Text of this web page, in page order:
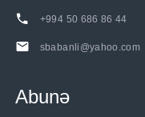
+994 50 686 86 44
sbabanli@yahoo.com
Abunə